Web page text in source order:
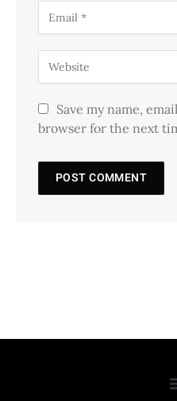
Save my name,
browser for the next